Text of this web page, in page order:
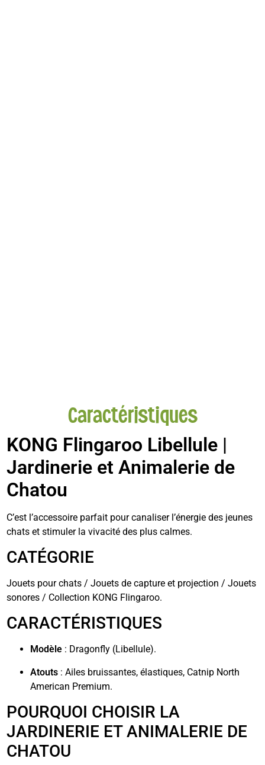
Caractéristiques
KONG Flingaroo Libellule |
Jardinerie et Animalerie de
Chatou
C’est l’accessoire parfait pour canaliser l’énergie des jeunes
chats et stimuler la vivacité des plus calmes.
CATÉGORIE
Jouets pour chats / Jouets de capture et projection / Jouets
sonores / Collection KONG Flingaroo.
CARACTÉRISTIQUES
Modèle : Dragonfly (Libellule).
Atouts : Ailes bruissantes, élastiques, Catnip North
American Premium.
POURQUOI CHOISIR LA
JARDINERIE ET ANIMALERIE DE
CHATOU